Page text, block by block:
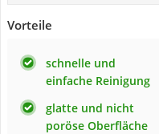
Vorteile
schnelle und
einfache Reinigung
glatte und nicht
poröse Oberfläche